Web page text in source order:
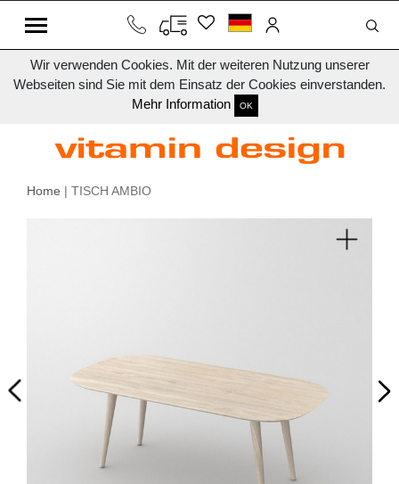
Wir verwenden Cookies. Mit der weiteren Nutzung unserer
Webseiten sind Sie mit dem Einsatz der Cookies einverstanden.
Mehr Information
OK
Home | TISCH AMBIO